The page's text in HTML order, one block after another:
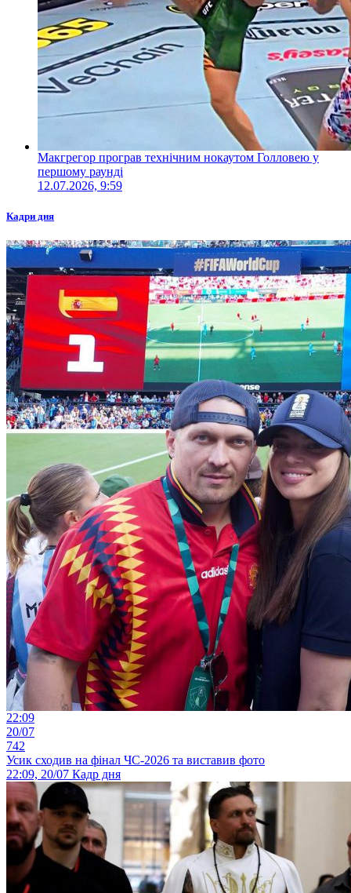
Макгрегор програв технічним нокаутом Голловею у
першому раунді
12.07.2026, 9:59
Кадри дня
22:09
20/07
742
Усик сходив на фінал ЧС-2026 та виставив фото
22:09, 20/07 Кадр дня